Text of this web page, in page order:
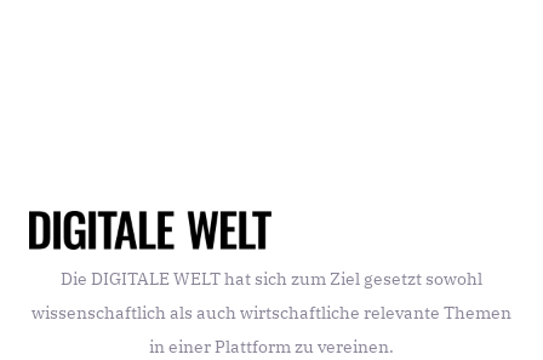
both opportunities and threats.
Die DIGITALE WELT hat sich zum Ziel gesetzt sowohl
wissenschaftlich als auch wirtschaftliche relevante Themen
in einer Plattform zu vereinen.